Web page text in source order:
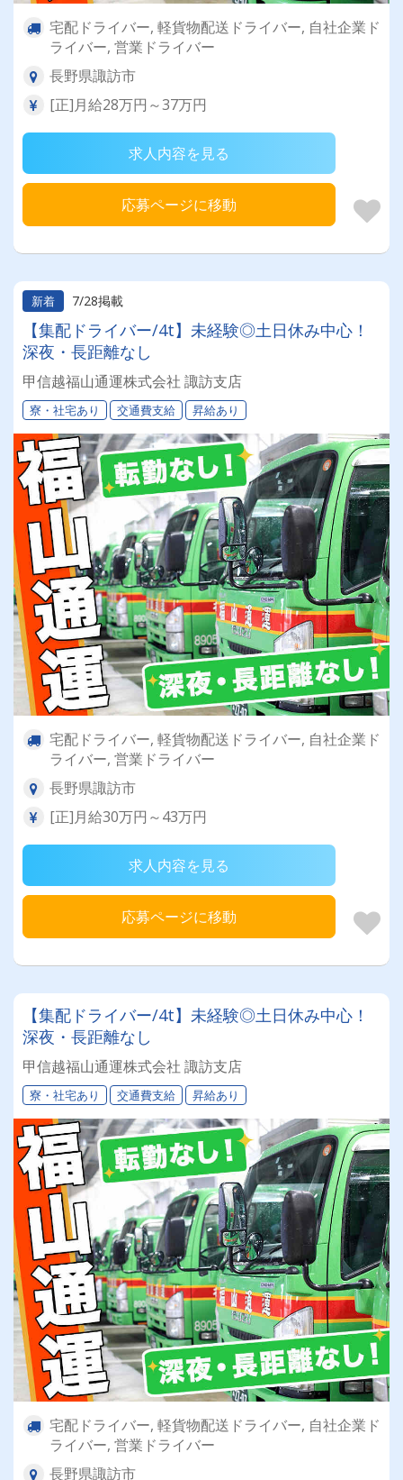
宅配ドライバー, 軽貨物配送ドライバー, 自社企業ド
ライバー, 営業ドライバー
長野県諏訪市
[正]月給28万円～37万円
求人内容を見る
応募ページに移動
新着 7/28掲載
【集配ドライバー/4t】未経験◎土日休み中心！
深夜・長距離なし
甲信越福山通運株式会社 諏訪支店
寮・社宅あり 交通費支給 昇給あり
宅配ドライバー, 軽貨物配送ドライバー, 自社企業ド
ライバー, 営業ドライバー
長野県諏訪市
[正]月給30万円～43万円
求人内容を見る
応募ページに移動
【集配ドライバー/4t】未経験◎土日休み中心！
深夜・長距離なし
甲信越福山通運株式会社 諏訪支店
寮・社宅あり 交通費支給 昇給あり
宅配ドライバー, 軽貨物配送ドライバー, 自社企業ド
ライバー, 営業ドライバー
長野県諏訪市